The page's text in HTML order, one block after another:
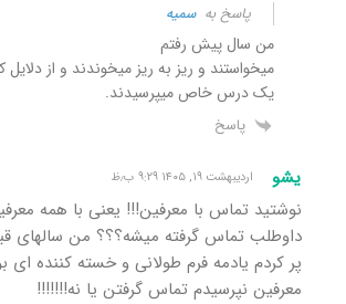
پاسخ بهسمیه
من سال پیش رفتم
میخواستند و ریز به ریز میخوندند و از
یک درس خاص میپرسیدند.
پاسخ
یشو اردیبهشت ۱۹, ۱۴۰۵ ۹:۲۹ ب٫ظ
نوشتید تماس با معرفین!!! یعنی با همه
داوطلب تماس گرفته میشه؟؟؟ من سالهای
پر کردم یادمه فرم طولانی و خسته کننده ای
معرفین نپرسیدم تماس گرفتن یا نه!!!!!!!